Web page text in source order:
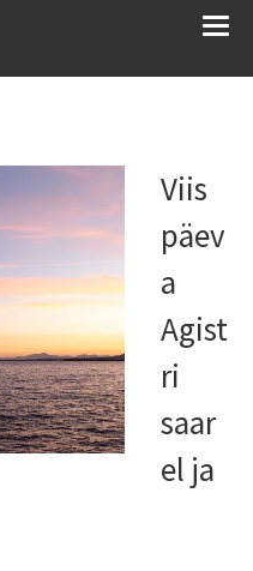
Viis
päev
a
Agist
ri
saar
el ja